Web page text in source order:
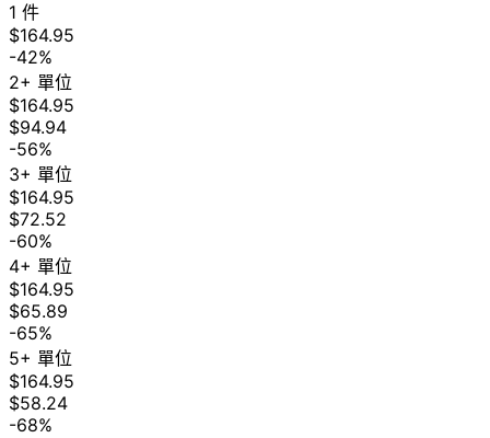
1 件
$164.95
-42%
2+ 單位
$164.95
$94.94
-56%
3+ 單位
$164.95
$72.52
-60%
4+ 單位
$164.95
$65.89
-65%
5+ 單位
$164.95
$58.24
-68%